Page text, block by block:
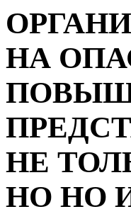
НА
НЕ
НО НО